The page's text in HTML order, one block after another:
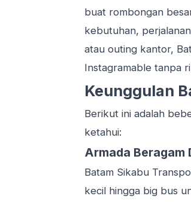
buat rombongan
kebutuhan,
atau outing kantor,
Instagramable tanpa
Keunggulan
Berikut ini adalah
ketahui:
Armada Beragam
Batam Sikabu
kecil hingga big bus